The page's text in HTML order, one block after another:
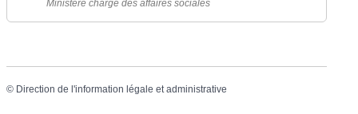
Ministère chargé des affaires sociales
© Direction de l'information légale et administrative